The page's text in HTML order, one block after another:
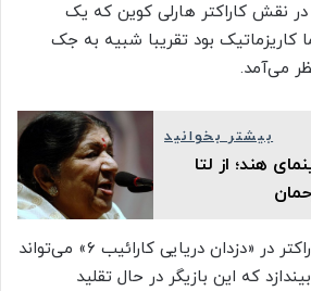
در نقش کاراکتر هارلی کوین که یک
کاریزماتیک بود تقریبا شبیه به جک
می‌آمد.
بیشتر بخوانید
هند؛ از لتا
اما استفاده از همان کاراکتر در «دزدان دریایی کارائیب ۶» می‌تواند
که این بازیگر در حال تقلید